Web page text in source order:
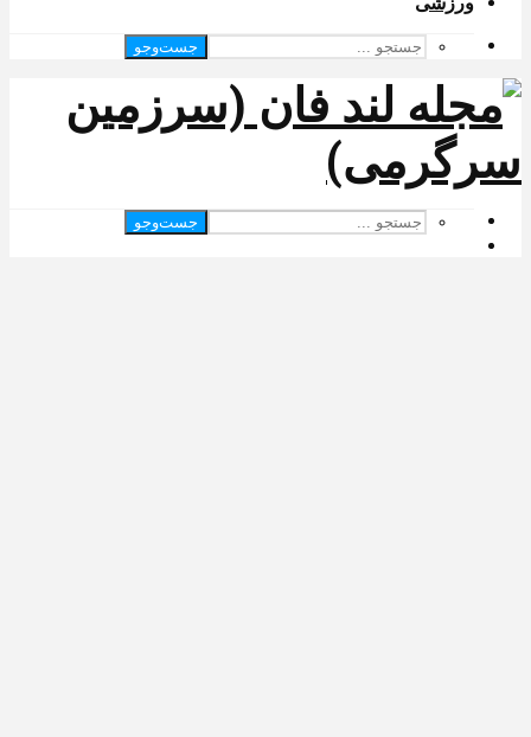
جست‌وجو
جست‌وجو